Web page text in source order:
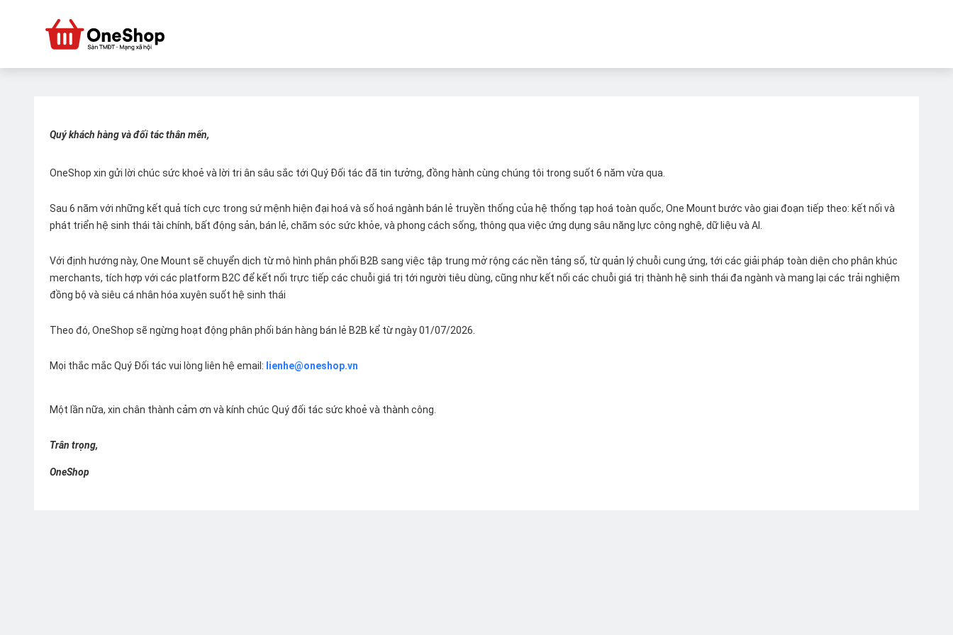
Quý khách hàng và đối tác thân mến,
OneShop xin gửi lời chúc sức khoẻ và lời tri ân sâu sắc tới Quý Đối tác đã tin tưởng, đồng hành cùng chúng tôi trong suốt 6 năm vừa qua.
Sau 6 năm với những kết quả tích cực trong sứ mệnh hiện đại hoá và số hoá ngành bán lẻ truyền thống của hệ thống tạp hoá toàn quốc, One Mount bước vào giai đoạn tiếp theo: kết nối và
phát triển hệ sinh thái tài chính, bất động sản, bán lẻ, chăm sóc sức khỏe, và phong cách sống, thông qua việc ứng dụng sâu năng lực công nghệ, dữ liệu và AI.
Với định hướng này, One Mount sẽ chuyển dịch từ mô hình phân phối B2B sang việc tập trung mở rộng các nền tảng số, từ quản lý chuỗi cung ứng, tới các giải pháp toàn diện cho phân khúc
merchants, tích hợp với các platform B2C để kết nối trực tiếp các chuỗi giá trị tới người tiêu dùng, cũng như kết nối các chuỗi giá trị thành hệ sinh thái đa ngành và mang lại các trải nghiệm
đồng bộ và siêu cá nhân hóa xuyên suốt hệ sinh thái
Theo đó, OneShop sẽ ngừng hoạt động phân phối bán hàng bán lẻ B2B kể từ ngày 01/07/2026.
Mọi thắc mắc Quý Đối tác vui lòng liên hệ email: lienhe@oneshop.vn
Một lần nữa, xin chân thành cảm ơn và kính chúc Quý đối tác sức khoẻ và thành công.
Trân trọng,
OneShop